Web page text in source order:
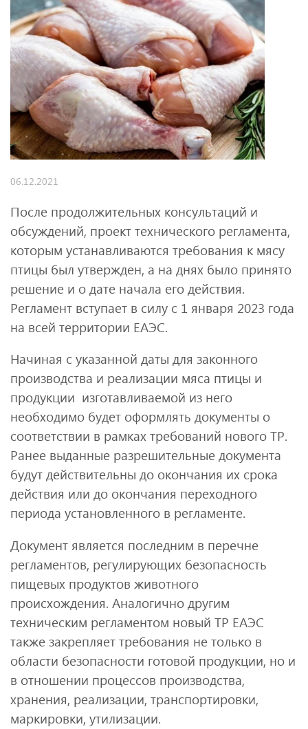
06.12.2021
После продолжительных консультаций и
обсуждений, проект технического регламента,
которым устанавливаются требования к мясу
птицы был утвержден, а на днях было принято
решение и о дате начала его действия.
Регламент вступает в силу с 1 января 2023 года
на всей территории ЕАЭС.
Начиная с указанной даты для законного
производства и реализации мяса птицы и
продукции изготавливаемой из него
необходимо будет оформлять документы о
соответствии в рамках требований нового ТР.
Ранее выданные разрешительные документа
будут действительны до окончания их срока
действия или до окончания переходного
периода установленного в регламенте.
Документ является последним в перечне
регламентов, регулирующих безопасность
пищевых продуктов животного
происхождения. Аналогично другим
техническим регламентом новый ТР ЕАЭС
также закрепляет требования не только в
области безопасности готовой продукции, но и
в отношении процессов производства,
хранения, реализации, транспортировки,
маркировки, утилизации.